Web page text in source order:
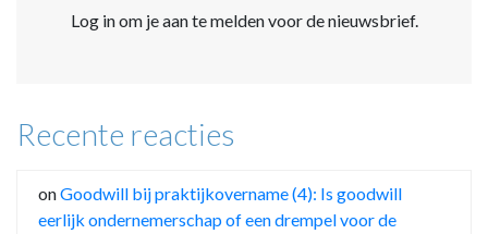
Log in om je aan te melden voor de nieuwsbrief.
Recente reacties
onGoodwill bij praktijkovername (4): Is goodwill
eerlijk ondernemerschap of een drempel voor de